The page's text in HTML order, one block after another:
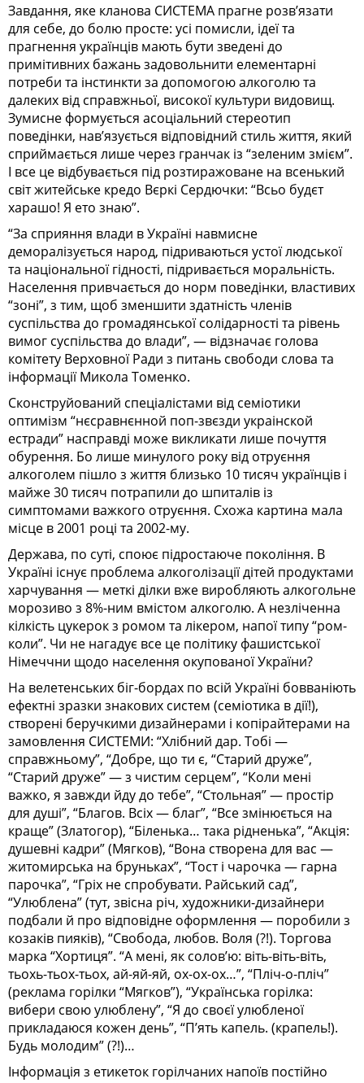
Завдання, яке кланова СИСТЕМА прагне розв’язати
для себе, до болю просте: усі помисли, ідеї та
прагнення українців мають бути зведені до
примітивних бажань задовольнити елементарні
потреби та інстинкти за допомогою алкоголю та
далеких від справжньої, високої культури видовищ.
Зумисне формується асоціальний стереотип
поведінки, нав’язується відповідний стиль життя, який
сприймається лише через гранчак із “зеленим змієм”.
І все це відбувається під розтиражоване на всенький
світ житейське кредо Вєркі Сердючки: “Всьо будєт
харашо! Я ето знаю”.
“За сприяння влади в Україні навмисне
деморалізується народ, підриваються устої людської
та національної гідності, підривається моральність.
Населення привчається до норм поведінки, властивих
“зоні”, з тим, щоб зменшити здатність членів
суспільства до громадянської солідарності та рівень
вимог суспільства до влади”, — відзначає голова
комітету Верховної Ради з питань свободи слова та
інформації Микола Томенко.
Сконструйований спеціалістами від семіотики
оптимізм “нєсравнєнной поп-звєзди украінской
естради” насправді може викликати лише почуття
обурення. Бо лише минулого року від отруєння
алкоголем пішло з життя близько 10 тисяч українців і
майже 30 тисяч потрапили до шпиталів із
симптомами важкого отруєння. Схожа картина мала
місце в 2001 році та 2002-му.
Держава, по суті, споює підростаюче покоління. В
Україні існує проблема алкоголізації дітей продуктами
харчування — меткі ділки вже виробляють алкогольне
морозиво з 8%-ним вмістом алкоголю. А незліченна
кілкість цукерок з ромом та лікером, напої типу “ром-
коли”. Чи не нагадує все це політику фашистської
Німеччни щодо населення окупованої України?
На велетенських біг-бордах по всій Україні бовваніють
ефектні зразки знакових систем (семіотика в дії!),
створені беручкими дизайнерами і копірайтерами на
замовлення СИСТЕМИ: “Хлібний дар. Тобі —
справжньому”, “Добре, що ти є, “Старий друже”,
“Старий друже” — з чистим серцем”, “Коли мені
важко, я завжди йду до тебе”, “Стольная” — простір
для душі”, “Благов. Всіх — благ”, “Все змінюється на
краще” (Златогор), “Біленька… така рідненька”, “Акція:
душевні кадри” (Мягков), “Вона створена для вас —
житомирська на бруньках”, “Тост і чарочка — гарна
парочка”, “Гріх не спробувати. Райський сад”,
“Улюблена” (тут, звісна річ, художники-дизайнери
подбали й про відповідне оформлення — поробили з
козаків пияків), “Свобода, любов. Воля (?!). Торгова
марка “Хортиця”. “А мені, як солов’ю: віть-віть-віть,
тьохь-тьох-тьох, ай-яй-яй, ох-ох-ох…”, “Пліч-о-пліч”
(реклама горілки “Мягков”), “Українська горілка:
вибери свою улюблену”, “Я до своєї улюбленої
прикладаюся кожен день”, “П’ять капель. (крапель!).
Будь молодим” (?!)…
Інформація з етикеток горілчаних напоїв постійно